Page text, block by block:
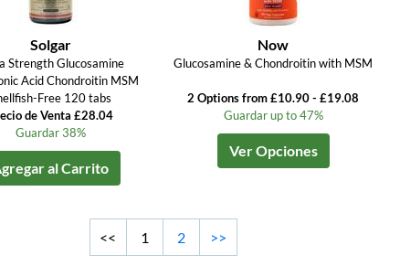
Solgar
Strength Glucosamine
Acid Chondroitin MSM
Free 120 tabs
de Venta £28.04
Guardar 38%
al Carrito
Now
Glucosamine & Chondroitin with MSM
2 Options from £10.90 - £19.08
Guardar up to 47%
Ver Opciones
<< 1 2 >>